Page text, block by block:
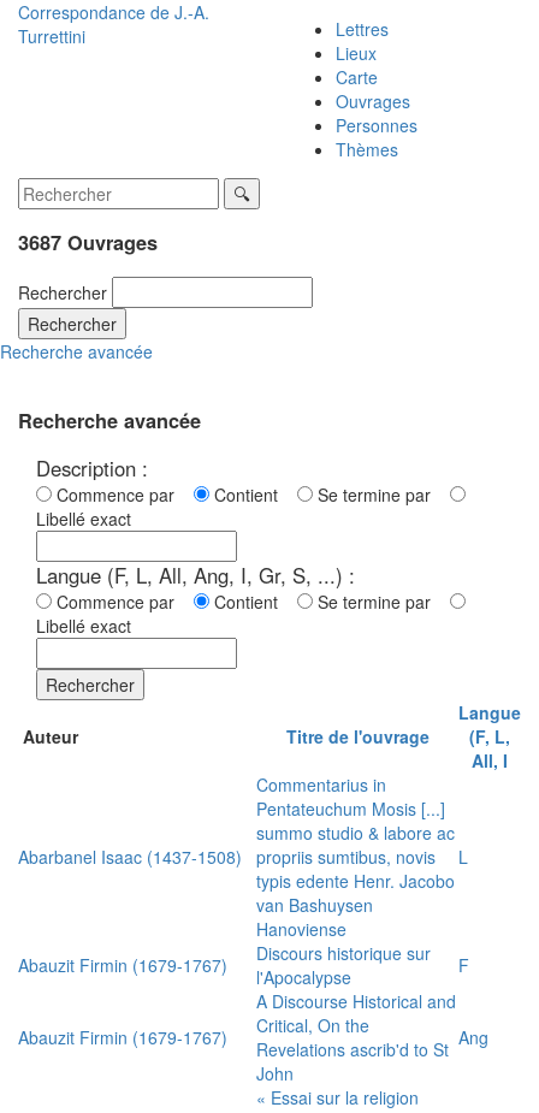
Correspondance de J.-A.
Turrettini
Lettres
Lieux
Carte
Ouvrages
Personnes
Thèmes
3687 Ouvrages
Rechercher
Rechercher
Recherche avancée
Recherche avancée
Description :
Commence par Contient
Se termine par
Libellé exact
Langue (F, L, All, Ang, I, Gr, S, ...) :
Commence par Contient
Se termine par
Libellé exact
Rechercher
Auteur Titre de l'ouvrage
Langue
(F, L,
All, I
Abarbanel Isaac (1437-1508)
Commentarius in
Pentateuchum Mosis [...]
summo studio & labore ac
propriis sumtibus, novis
typis edente Henr. Jacobo
van Bashuysen
Hanoviense
L
Abauzit Firmin (1679-1767)
Discours historique sur
l'Apocalypse
F
Abauzit Firmin (1679-1767)
A Discourse Historical and
Critical, On the
Revelations ascrib'd to St
John
Ang
« Essai sur la religion